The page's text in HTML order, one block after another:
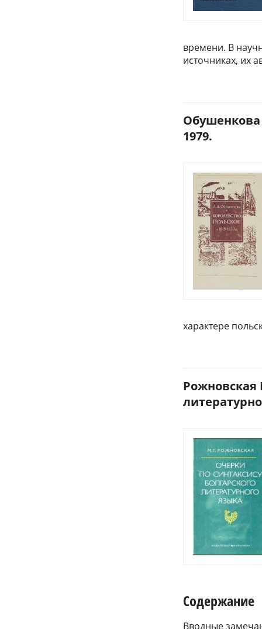
времени. В
источниках, их
Обушенкова
1979.
характере
Рожновская
Содержание
Вводные